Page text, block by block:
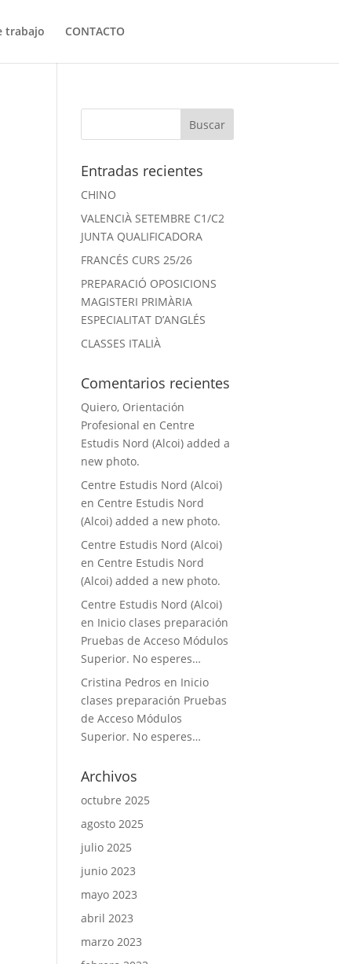
trabajo CONTACTO
Entradas recientes
CHINO
VALENCIÀ SETEMBRE C1/C2
JUNTA QUALIFICADORA
FRANCÉS CURS 25/26
PREPARACIÓ OPOSICIONS
MAGISTERI PRIMÀRIA
ESPECIALITAT D’ANGLÉS
CLASSES ITALIÀ
Comentarios recientes
Quiero, Orientación
Profesional en Centre
Estudis Nord (Alcoi) added a
new photo.
Centre Estudis Nord (Alcoi)
en Centre Estudis Nord
(Alcoi) added a new photo.
Centre Estudis Nord (Alcoi)
en Centre Estudis Nord
(Alcoi) added a new photo.
Centre Estudis Nord (Alcoi)
en Inicio clases preparación
Pruebas de Acceso Módulos
Superior. No esperes…
Cristina Pedros en Inicio
clases preparación Pruebas
de Acceso Módulos
Superior. No esperes…
Archivos
octubre 2025
agosto 2025
julio 2025
junio 2023
mayo 2023
abril 2023
marzo 2023